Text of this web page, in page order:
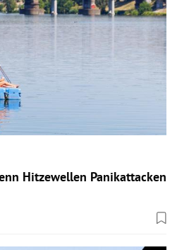
Hitzewellen Panikattacken